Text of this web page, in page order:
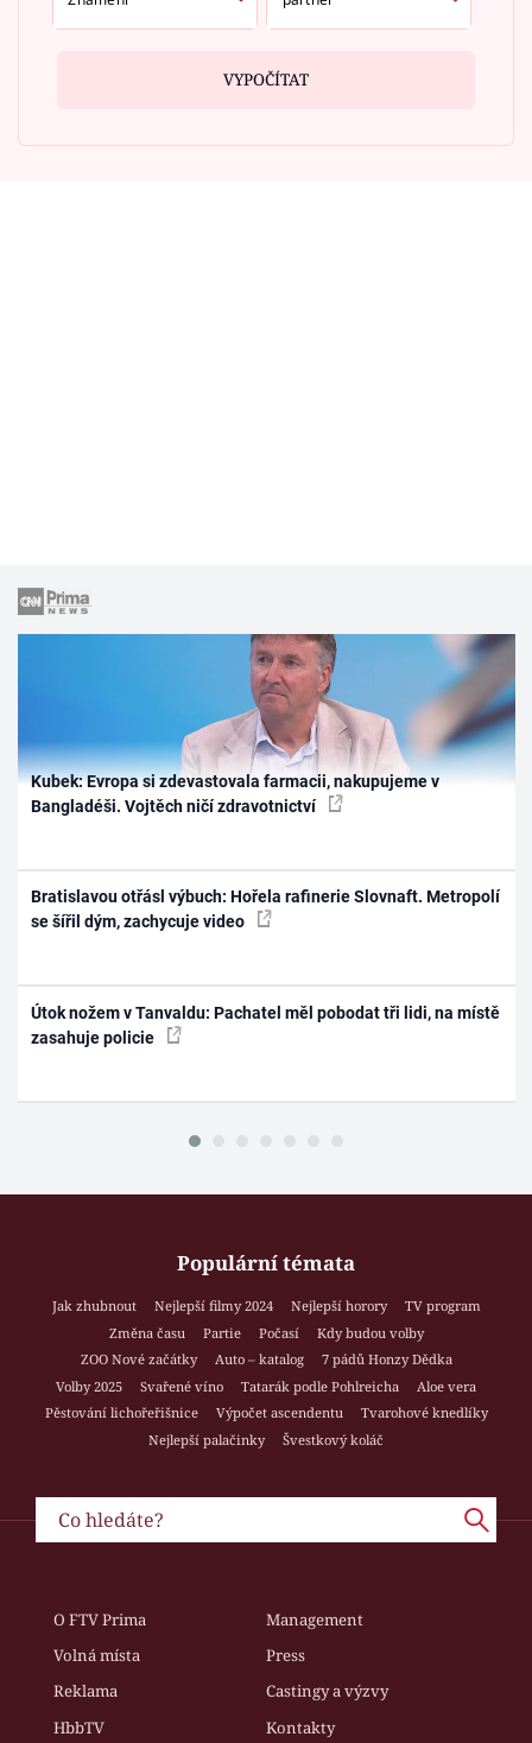
VYPOČÍTAT
Kubek: Evropa si zdevastovala farmacii, nakupujeme v
Bangladéši. Vojtěch ničí zdravotnictví
Bratislavou otřásl výbuch: Hořela rafinerie Slovnaft. Metropolí
se šířil dým, zachycuje video
Útok nožem v Tanvaldu: Pachatel měl pobodat tři lidi, na místě
zasahuje policie
Populární témata
Jak zhubnout Nejlepší filmy 2024 Nejlepší horory
TV program
Změna času
Partie Počasí
Kdy budou volby
ZOO Nové začátky
Auto – katalog
7 pádů Honzy Dědka
Volby 2025
Svařené víno Tatarák podle Pohlreicha
Aloe vera
Pěstování lichořeřišnice
Výpočet ascendentu
Tvarohové knedlíky
Nejlepší palačinky
Švestkový koláč
O FTV Prima
Management
Volná místa
Press
Reklama
Castingy a výzvy
HbbTV
Kontakty